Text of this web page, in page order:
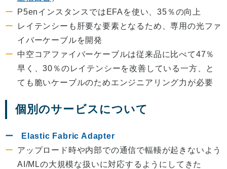
P5enインスタンスではEFAを使い、35％の向上
レイテンシーも肝要な要素となるため、専用の光ファ
イバーケーブルを開発
中空コアファイバーケーブルは従来品に比べて47％
早く、30％のレイテンシーを改善している一方、と
ても脆いケーブルのためエンジニアリング力が必要
個別のサービスについて
Elastic Fabric Adapter
アップロード時や内部での通信で輻輳が起きないよう
AI/MLの大規模な扱いに対応するようにしてきた